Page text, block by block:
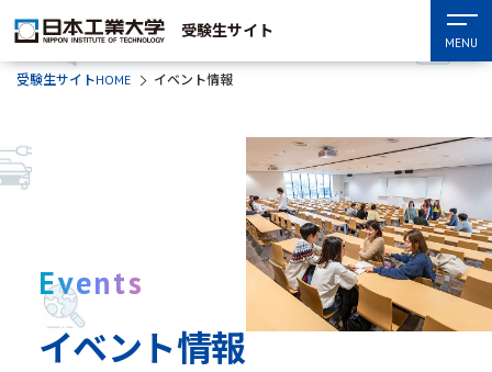
受験生サイト
MENU
受験生サイトHOME イベント情報
Events
イベント情報